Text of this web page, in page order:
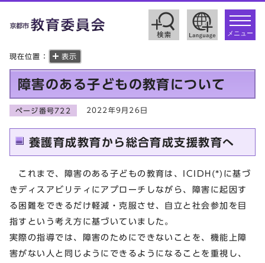
toggle
メニュー
現在位置： 表示
障害のある子どもの教育について
ページ番号722 2022年9月26日
養護育成教育から総合育成支援教育へ
これまで、障害のある子どもの教育は、ICIDH(*)に基づ
きディスアビリティにアプローチしながら、障害に起因す
る困難をできるだけ軽減・克服させ、自立と社会参加を目
指すという考え方に基づいていました。
実際の指導では、障害のためにできないことを、機能上障
害がない人と同じようにできるようになることを重視し、